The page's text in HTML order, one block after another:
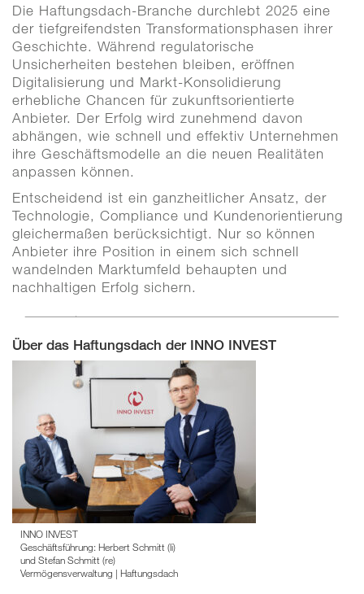
Die Haftungsdach-Branche durchlebt 2025 eine
der tiefgreifendsten Transformationsphasen ihrer
Geschichte. Während regulatorische
Unsicherheiten bestehen bleiben, eröffnen
Digitalisierung und Markt-Konsolidierung
erhebliche Chancen für zukunftsorientierte
Anbieter. Der Erfolg wird zunehmend davon
abhängen, wie schnell und effektiv Unternehmen
ihre Geschäftsmodelle an die neuen Realitäten
anpassen können.
Entscheidend ist ein ganzheitlicher Ansatz, der
Technologie, Compliance und Kundenorientierung
gleichermaßen berücksichtigt. Nur so können
Anbieter ihre Position in einem sich schnell
wandelnden Marktumfeld behaupten und
nachhaltigen Erfolg sichern.
Über das Haftungsdach der INNO INVEST
INNO INVEST
Geschäftsführung: Herbert Schmitt (li)
und Stefan Schmitt (re)
Vermögensverwaltung | Haftungsdach